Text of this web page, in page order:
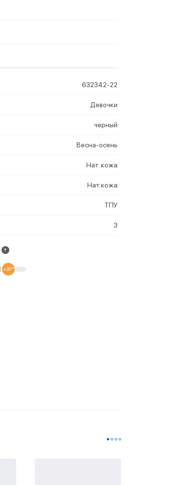
632342-22
Девочки
черный
Весна-осень
Нат. кожа
Нат.кожа
ТПУ
3
+20 °